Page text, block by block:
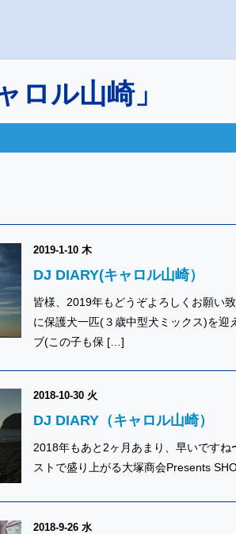
ロル山崎」
2019-1-10 木
DJ DIARY(キャロル山崎）
皆様、2019年もどうぞよろしくお願い
に保護犬一匹(３歳中型犬ミックス)を迎
ブ(この子も保 […]
2018-10-30 火
DJ DIARY（キャロル山崎）
2018年もあと2ヶ月あまり、早いですね
ストで盛り上がる大塚商会Presents
2018-9-26 水